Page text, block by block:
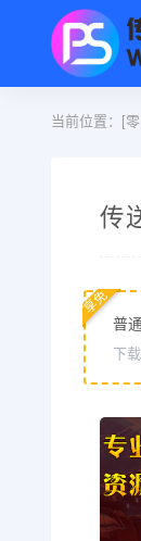
当前位置： [
传
普
享免
下载